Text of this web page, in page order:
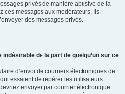
privés de manière abusive de la
ces messages aux modérateurs. Ils
des messages privés.
de la part de quelqu’un sur ce
d’envoi de courriers électroniques de
essaient de repérer les utilisateurs
envoyer par courrier électronique